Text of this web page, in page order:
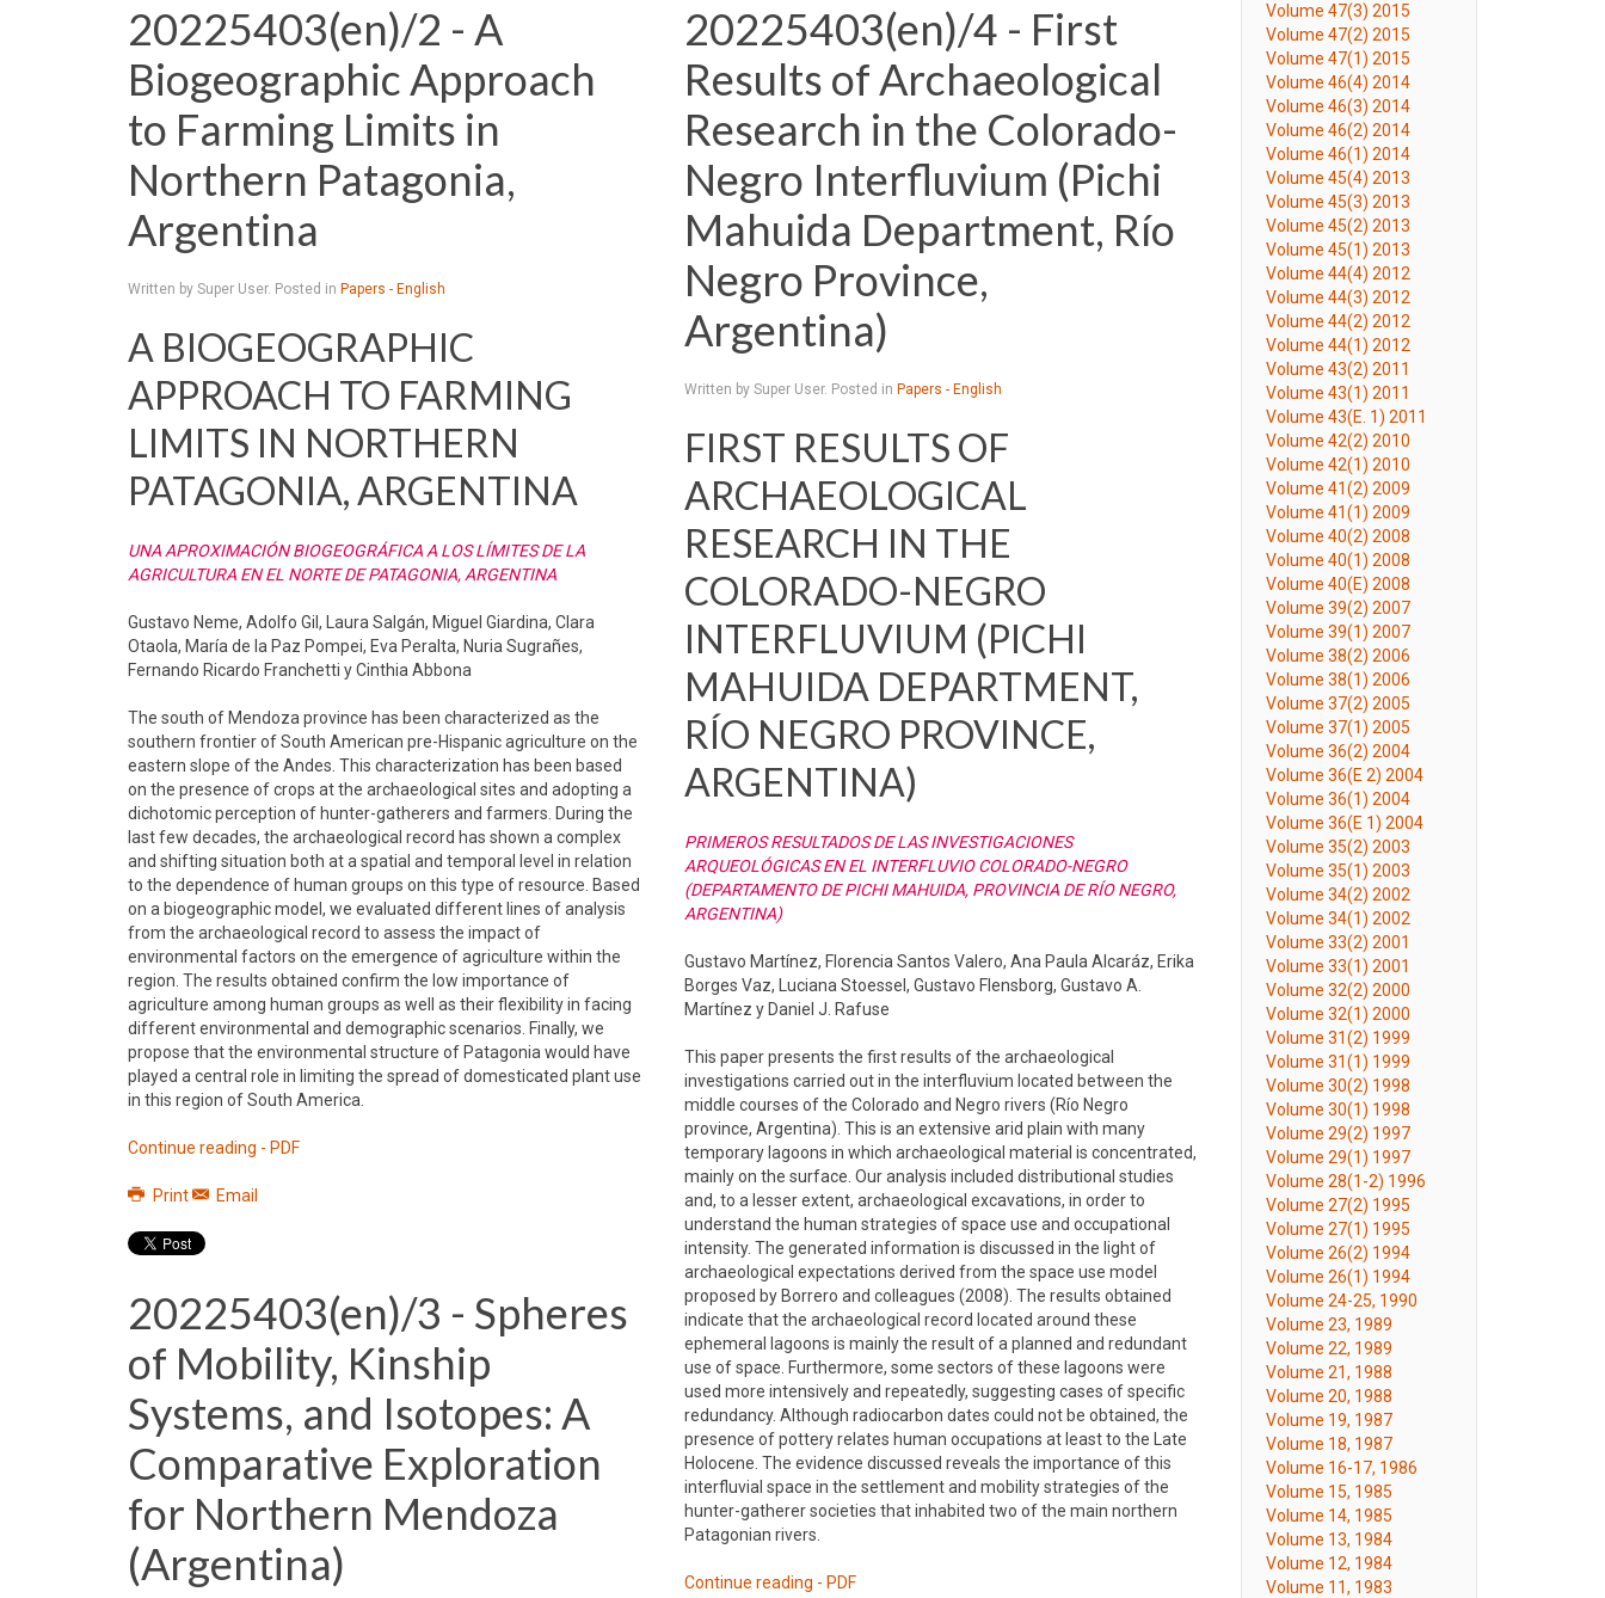
20225403(en)/2 - A
Biogeographic Approach
to Farming Limits in
Northern Patagonia,
Argentina
Written by Super User. Posted in Papers - English
A BIOGEOGRAPHIC
APPROACH TO FARMING
LIMITS IN NORTHERN
PATAGONIA, ARGENTINA
UNA APROXIMACIÓN BIOGEOGRÁFICA A LOS LÍMITES DE LA
AGRICULTURA EN EL NORTE DE PATAGONIA, ARGENTINA
Gustavo Neme, Adolfo Gil, Laura Salgán, Miguel Giardina, Clara
Otaola, María de la Paz Pompei, Eva Peralta, Nuria Sugrañes,
Fernando Ricardo Franchetti y Cinthia Abbona
The south of Mendoza province has been characterized as the
southern frontier of South American pre-Hispanic agriculture on the
eastern slope of the Andes. This characterization has been based
on the presence of crops at the archaeological sites and adopting a
dichotomic perception of hunter-gatherers and farmers. During the
last few decades, the archaeological record has shown a complex
and shifting situation both at a spatial and temporal level in relation
to the dependence of human groups on this type of resource. Based
on a biogeographic model, we evaluated different lines of analysis
from the archaeological record to assess the impact of
environmental factors on the emergence of agriculture within the
region. The results obtained confirm the low importance of
agriculture among human groups as well as their flexibility in facing
different environmental and demographic scenarios. Finally, we
propose that the environmental structure of Patagonia would have
played a central role in limiting the spread of domesticated plant use
in this region of South America.
Continue reading - PDF
Print Email
20225403(en)/3 - Spheres
of Mobility, Kinship
Systems, and Isotopes: A
Comparative Exploration
for Northern Mendoza
(Argentina)
20225403(en)/4 - First
Results of Archaeological
Research in the Colorado-
Negro Interfluvium (Pichi
Mahuida Department, Río
Negro Province,
Argentina)
Written by Super User. Posted in Papers - English
FIRST RESULTS OF
ARCHAEOLOGICAL
RESEARCH IN THE
COLORADO-NEGRO
INTERFLUVIUM (PICHI
MAHUIDA DEPARTMENT,
RÍO NEGRO PROVINCE,
ARGENTINA)
PRIMEROS RESULTADOS DE LAS INVESTIGACIONES
ARQUEOLÓGICAS EN EL INTERFLUVIO COLORADO-NEGRO
(DEPARTAMENTO DE PICHI MAHUIDA, PROVINCIA DE RÍO NEGRO,
ARGENTINA)
Gustavo Martínez, Florencia Santos Valero, Ana Paula Alcaráz, Erika
Borges Vaz, Luciana Stoessel, Gustavo Flensborg, Gustavo A.
Martínez y Daniel J. Rafuse
This paper presents the first results of the archaeological
investigations carried out in the interfluvium located between the
middle courses of the Colorado and Negro rivers (Río Negro
province, Argentina). This is an extensive arid plain with many
temporary lagoons in which archaeological material is concentrated,
mainly on the surface. Our analysis included distributional studies
and, to a lesser extent, archaeological excavations, in order to
understand the human strategies of space use and occupational
intensity. The generated information is discussed in the light of
archaeological expectations derived from the space use model
proposed by Borrero and colleagues (2008). The results obtained
indicate that the archaeological record located around these
ephemeral lagoons is mainly the result of a planned and redundant
use of space. Furthermore, some sectors of these lagoons were
used more intensively and repeatedly, suggesting cases of specific
redundancy. Although radiocarbon dates could not be obtained, the
presence of pottery relates human occupations at least to the Late
Holocene. The evidence discussed reveals the importance of this
interfluvial space in the settlement and mobility strategies of the
hunter-gatherer societies that inhabited two of the main northern
Patagonian rivers.
Continue reading - PDF
Volume 47(3) 2015
Volume 47(2) 2015
Volume 47(1) 2015
Volume 46(4) 2014
Volume 46(3) 2014
Volume 46(2) 2014
Volume 46(1) 2014
Volume 45(4) 2013
Volume 45(3) 2013
Volume 45(2) 2013
Volume 45(1) 2013
Volume 44(4) 2012
Volume 44(3) 2012
Volume 44(2) 2012
Volume 44(1) 2012
Volume 43(2) 2011
Volume 43(1) 2011
Volume 43(E. 1) 2011
Volume 42(2) 2010
Volume 42(1) 2010
Volume 41(2) 2009
Volume 41(1) 2009
Volume 40(2) 2008
Volume 40(1) 2008
Volume 40(E) 2008
Volume 39(2) 2007
Volume 39(1) 2007
Volume 38(2) 2006
Volume 38(1) 2006
Volume 37(2) 2005
Volume 37(1) 2005
Volume 36(2) 2004
Volume 36(E 2) 2004
Volume 36(1) 2004
Volume 36(E 1) 2004
Volume 35(2) 2003
Volume 35(1) 2003
Volume 34(2) 2002
Volume 34(1) 2002
Volume 33(2) 2001
Volume 33(1) 2001
Volume 32(2) 2000
Volume 32(1) 2000
Volume 31(2) 1999
Volume 31(1) 1999
Volume 30(2) 1998
Volume 30(1) 1998
Volume 29(2) 1997
Volume 29(1) 1997
Volume 28(1-2) 1996
Volume 27(2) 1995
Volume 27(1) 1995
Volume 26(2) 1994
Volume 26(1) 1994
Volume 24-25, 1990
Volume 23, 1989
Volume 22, 1989
Volume 21, 1988
Volume 20, 1988
Volume 19, 1987
Volume 18, 1987
Volume 16-17, 1986
Volume 15, 1985
Volume 14, 1985
Volume 13, 1984
Volume 12, 1984
Volume 11, 1983